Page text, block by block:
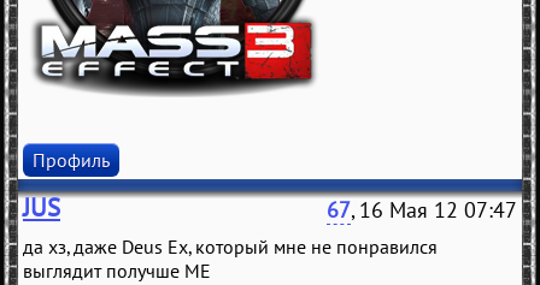
Профиль
JUS 67, 16 Мая 12 07:47
да хз, даже Deus Ex, который мне не понравился
выглядит получше ME